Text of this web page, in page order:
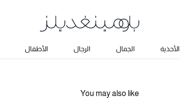
الأحذية الجمال الرجال الأطفال
You may also like